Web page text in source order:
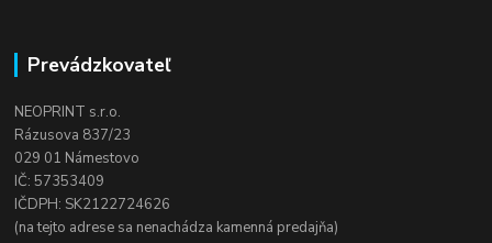
Prevádzkovateľ
NEOPRINT s.r.o.
Rázusova 837/23
029 01 Námestovo
IČ: 57353409
IČDPH: SK2122724626
(na tejto adrese sa nenachádza kamenná predajňa)